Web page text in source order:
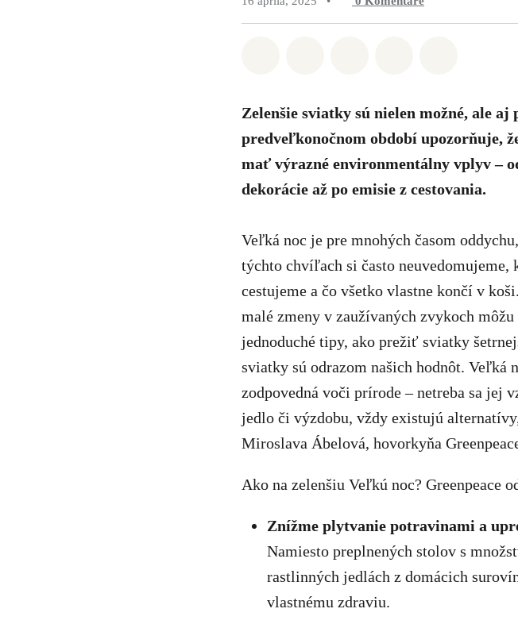
Zelenšie sviatky sú nielen možné, ale aj
predveľkonočnom období upozorňuje,
mať výrazné environmentálny vplyv –
dekorácie až po emisie z cestovania.
Veľká noc je pre mnohých časom
týchto chvíľach si často
cestujeme a čo všetko vlastne končí v
malé zmeny v zaužívaných zvykoch
jednoduché tipy, ako prežiť sviatky
sviatky sú odrazom našich hodnôt. Veľká
zodpovedná voči prírode – netreba sa jej
jedlo či výzdobu, vždy existujú
Miroslava Ábelová, hovorkyňa
Ako na zelenšiu Veľkú noc? Greenpeace
Znížme plytvanie potravinami a
Namiesto preplnených stolov s
rastlinných jedlách z domácich
vlastnému zdraviu.